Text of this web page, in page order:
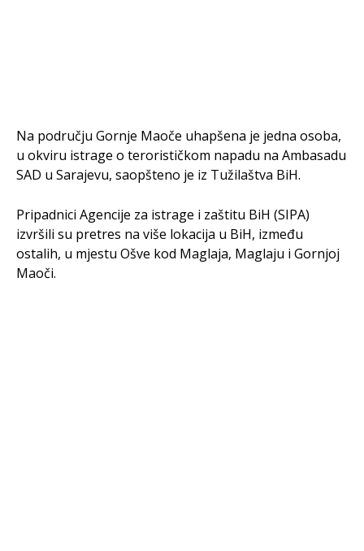
Na području Gornje Maoče uhapšena je jedna osoba,
u okviru istrage o terorističkom napadu na Ambasadu
SAD u Sarajevu, saopšteno je iz Tužilaštva BiH.
Pripadnici Agencije za istrage i zaštitu BiH (SIPA)
izvršili su pretres na više lokacija u BiH, između
ostalih, u mjestu Ošve kod Maglaja, Maglaju i Gornjoj
Maoči.